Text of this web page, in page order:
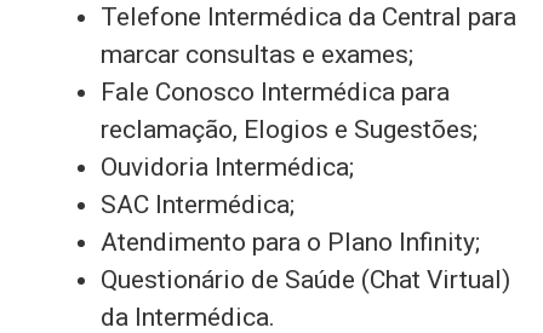
Telefone Intermédica da Central para
marcar consultas e exames;
Fale Conosco Intermédica para
reclamação, Elogios e Sugestões;
Ouvidoria Intermédica;
SAC Intermédica;
Atendimento para o Plano Infinity;
Questionário de Saúde (Chat Virtual)
da Intermédica.